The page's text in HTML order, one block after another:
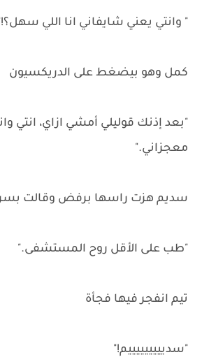
" وانتي يعني شايفاني انا اللي
كمل وهو بيضغط على الدريكسيون
"بعد إذنك قوليلي أمشي ازاي، انتي
معجزاني."
سديم هزت راسها برفض وقالت
"طب على الأقل روح المستشفى."
تيم انفجر فيها فجأة
"سديييييييييم!"